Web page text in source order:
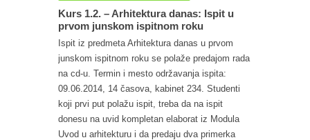
Kurs 1.2. – Arhitektura danas: Ispit u
prvom junskom ispitnom roku
Ispit iz predmeta Arhitektura danas u prvom
junskom ispitnom roku se polaže predajom rada
na cd-u. Termin i mesto održavanja ispita:
09.06.2014, 14 časova, kabinet 234. Studenti
koji prvi put polažu ispit, treba da na ispit
donesu na uvid kompletan elaborat iz Modula
Uvod u arhitekturu i da predaju dva primerka